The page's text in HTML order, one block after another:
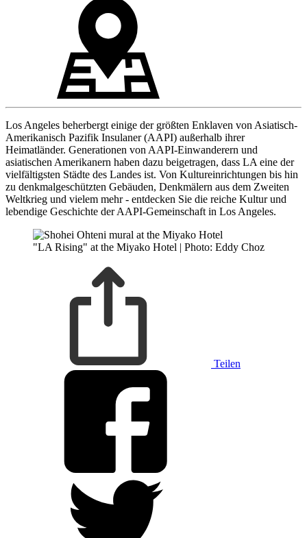
Los Angeles beherbergt einige der größten Enklaven von Asiatisch-
Amerikanisch Pazifik Insulaner (AAPI) außerhalb ihrer
Heimatländer. Generationen von AAPI-Einwanderern und
asiatischen Amerikanern haben dazu beigetragen, dass LA eine der
vielfältigsten Städte des Landes ist. Von Kultureinrichtungen bis hin
zu denkmalgeschützten Gebäuden, Denkmälern aus dem Zweiten
Weltkrieg und vielem mehr - entdecken Sie die reiche Kultur und
lebendige Geschichte der AAPI-Gemeinschaft in Los Angeles.
"LA Rising" at the Miyako Hotel | Photo: Eddy Choz
Teilen